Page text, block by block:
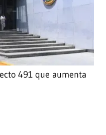
491 que aumenta